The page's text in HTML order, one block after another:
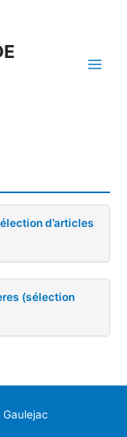
d’articles
(sélection